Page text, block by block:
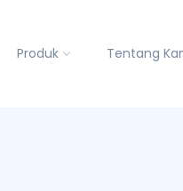
Produk Tentang